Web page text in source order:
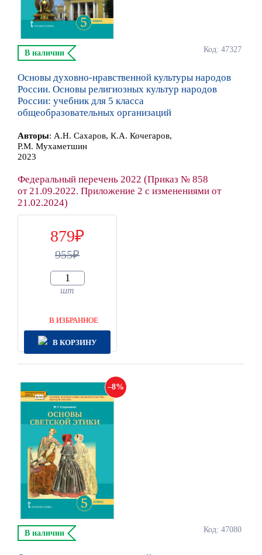
Код: 47327
В наличии
Основы духовно-нравственной культуры народов
России. Основы религиозных культур народов
России: учебник для 5 класса
общеобразовательных организаций
Авторы: А.Н. Сахаров, К.А. Кочегаров,
Р.М. Мухаметшин
2023
Федеральный перечень 2022 (Приказ № 858
от 21.09.2022. Приложение 2 с изменениями от
21.02.2024)
879
955
шт
В ИЗБРАННОЕ
В КОРЗИНУ
8
Код: 47080
В наличии